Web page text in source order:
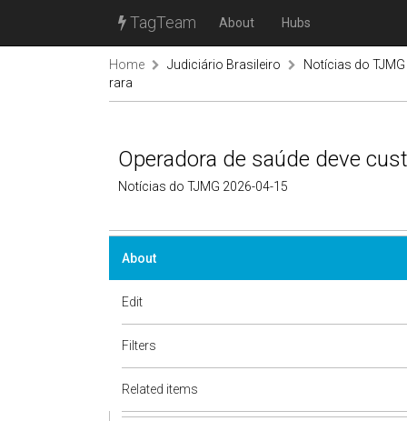
TagTeam About Hubs
Home Judiciário Brasileiro
Notícias do TJMG
rara
Operadora de saúde deve
Notícias do TJMG 2026-04-15
About
Edit
Filters
Related items